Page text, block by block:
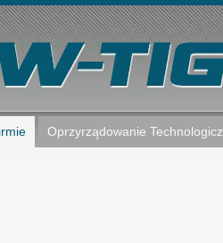
Oprzyrządowanie